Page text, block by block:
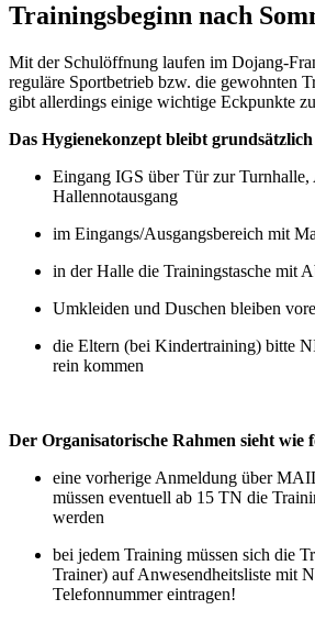
Trainingsbeginn nach
Mit der Schulöffnung laufen im Dojang-
reguläre Sportbetrieb bzw. die gewohnten
gibt allerdings einige wichtige Eckpunkte
Das Hygienekonzept bleibt grundsätzlich
Eingang IGS über Tür zur Turnhalle,
Hallennotausgang
im Eingangs/Ausgangsbereich mit
in der Halle die Trainingstasche mit
Umkleiden und Duschen bleiben
die Eltern (bei Kindertraining) bitte
rein kommen
Der Organisatorische Rahmen sieht wie
eine vorherige Anmeldung über
müssen eventuell ab 15 TN die
werden
bei jedem Training müssen sich die
Trainer) auf Anwesendheitsliste mit
Telefonnummer eintragen!